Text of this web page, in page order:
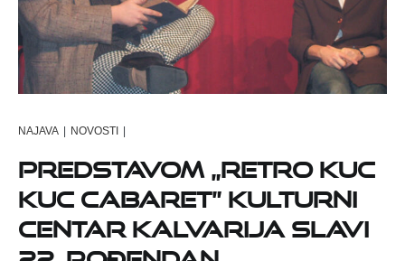
NAJAVA | NOVOSTI |
Predstavom „Retro Kuc
Kuc Cabaret” Kulturni
centar Kalvarija slavi